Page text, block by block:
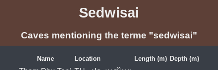
Sedwisai
Caves mentioning the terme "sedwisai"
Name Location Length (m) Depth (m)